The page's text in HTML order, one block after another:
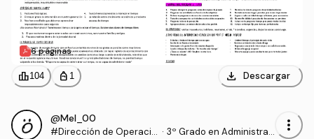
6 páginas
leaderboard104 personal_bag 1 download Descargar
@Mel_00
#Dirección de Operacio · 3º Grado en Administrac
more_vert